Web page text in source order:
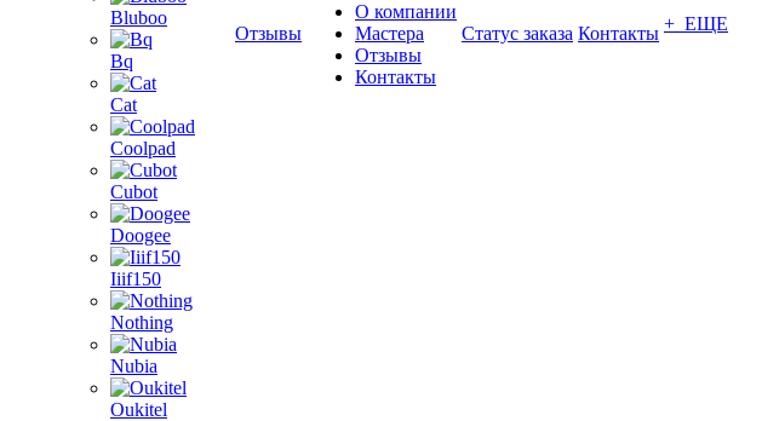
Bluboo
Bq
Cat
Coolpad
Cubot
Doogee
Iiif150
Nothing
Nubia
Oukitel
Отзывы
О компании
Мастера
Отзывы
Контакты
Статус заказа Контакты + ЕЩЕ